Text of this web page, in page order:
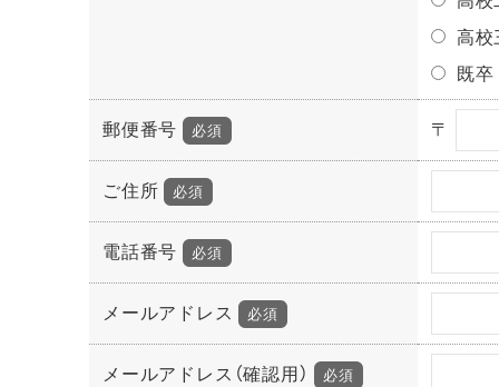
高校
既卒
郵便番号 必須 〒
ご住所 必須
電話番号 必須
メールアドレス 必須
メールアドレス（確認用） 必須